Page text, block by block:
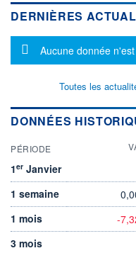
DERNIÈRES
Message
Aucune donnée
Toutes les
DONNÉES
PÉRIODE
1er Janvier
1 semaine
1 mois
-
3 mois